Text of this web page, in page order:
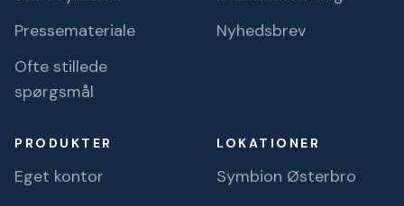
Pressemateriale
Ofte stillede
spørgsmål
Nyhedsbrev
PRODUKTER
Eget kontor
LOKATIONER
Symbion Østerbro